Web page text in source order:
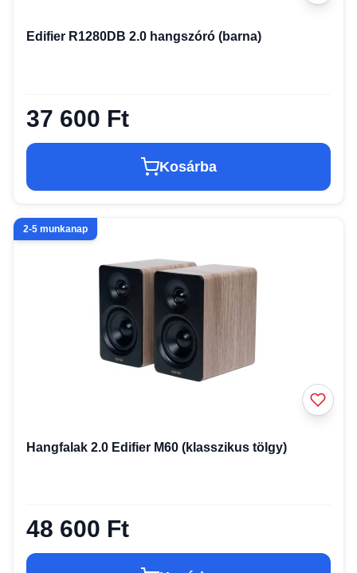
Edifier R1280DB 2.0 hangszóró (barna)
37 600 Ft
Kosárba
2-5 munkanap
Hangfalak 2.0 Edifier M60 (klasszikus tölgy)
48 600 Ft